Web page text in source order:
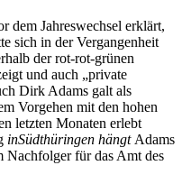
dem Jahreswechsel erklärt,
sich in der Vergangenheit
der rot-rot-grünen
und auch „private
Dirk Adams galt als
Vorgehen mit den hohen
letzten Monaten erlebt
inSüdthüringen hängtAdams
Nachfolger für das Amt des